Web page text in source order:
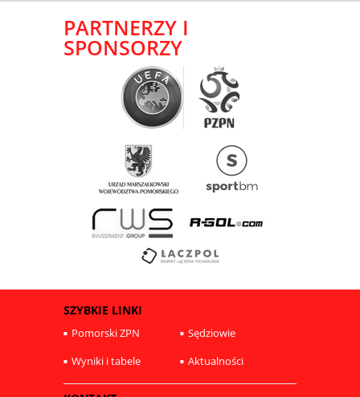
PARTNERZY I
SPONSORZY
SZYBKIE LINKI
Pomorski ZPN
Sędziowie
Wyniki i tabele
Aktualności